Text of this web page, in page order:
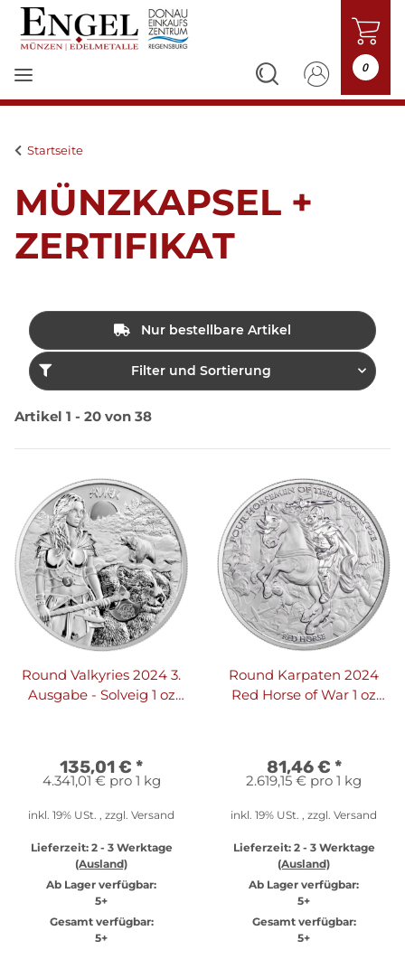
0
Startseite
MÜNZKAPSEL +
ZERTIFIKAT
Nur bestellbare Artikel
Filter und Sortierung
Artikel 1 - 20 von 38
Round Valkyries 2024 3.
Ausgabe - Solveig 1 oz
135,01 € *
4.341,01 € pro 1 kg
inkl. 19% USt. , zzgl. Versand
Lieferzeit: 2 - 3 Werktage
(Ausland)
Ab Lager verfügbar:
5+
Gesamt verfügbar:
5+
Round Karpaten 2024
Red Horse of War 1 oz
81,46 € *
2.619,15 € pro 1 kg
inkl. 19% USt. , zzgl. Versand
Lieferzeit: 2 - 3 Werktage
(Ausland)
Ab Lager verfügbar:
5+
Gesamt verfügbar:
5+